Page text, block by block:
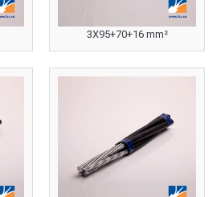
3X95+70+16 mm²